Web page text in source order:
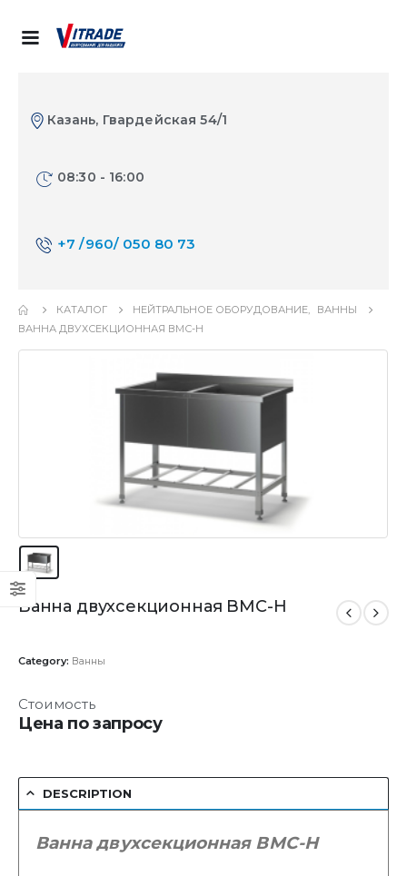
Казань, Гвардейская 54/1
08:30 - 16:00
+7 /960/ 050 80 73
КАТАЛОГ НЕЙТРАЛЬНОЕ ОБОРУДОВАНИЕ,
ВАННЫ
ВАННА ДВУХСЕКЦИОННАЯ ВМС-Н
Ванна двухсекционная ВМС-Н
Category: Ванны
Стоимость
Цена по запросу
DESCRIPTION
Ванна двухсекционная ВМС-Н